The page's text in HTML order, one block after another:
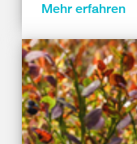
Mehr erfahren